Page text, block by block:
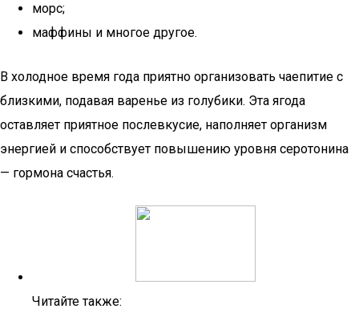
морс;
маффины и многое другое.
В холодное время года приятно организовать чаепитие с
близкими, подавая варенье из голубики. Эта ягода
оставляет приятное послевкусие, наполняет организм
энергией и способствует повышению уровня серотонина
— гормона счастья.
Читайте также: